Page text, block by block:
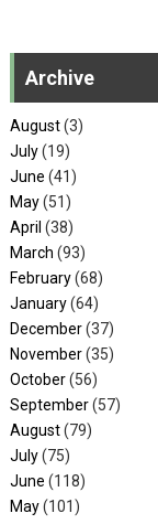
Archive
August(3)
July(19)
June (41)
May(51)
April (38)
March (93)
February(68)
January(64)
December(37)
November(35)
October(56)
September(57)
August(79)
July(75)
June (118)
May(101)